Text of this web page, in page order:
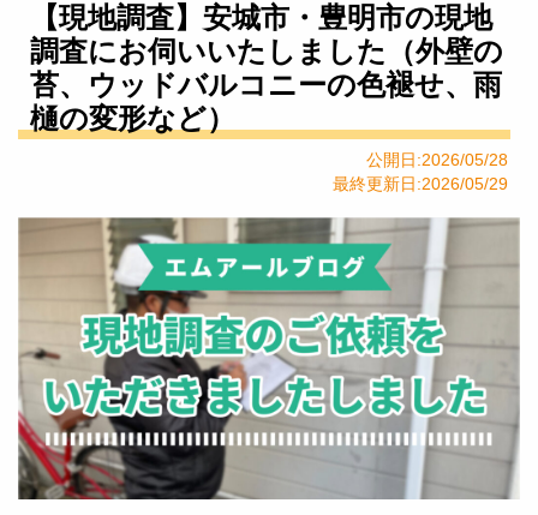
【現地調査】安城市・豊明市の現地
調査にお伺いいたしました（外壁の
苔、ウッドバルコニーの色褪せ、雨
樋の変形など）
公開日:2026/05/28
最終更新日:2026/05/29